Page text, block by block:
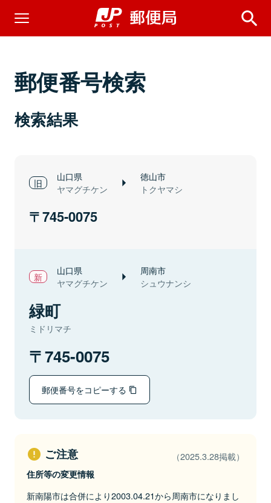
郵便番号検索
検索結果
山口県
ヤマグチケン
徳山市
トクヤマシ
745-0075
山口県
ヤマグチケン
周南市
シュウナンシ
緑町
ミドリマチ
745-0075
郵便番号をコピーする
ご注意 （2025.3.28掲載）
住所等の変更情報
新南陽市は合併により2003.04.21から周南市になりまし